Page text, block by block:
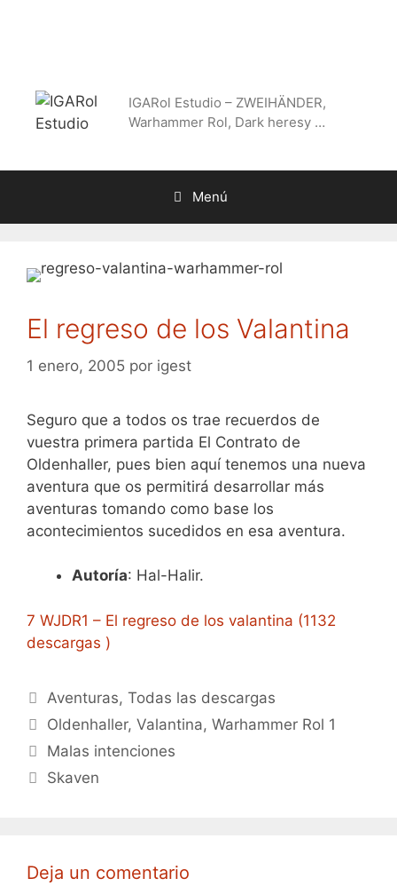
IGARol Estudio – ZWEIHÄNDER,
Warhammer Rol, Dark heresy …
Menú
El regreso de los Valantina
1 enero, 2005 por igest
Seguro que a todos os trae recuerdos de
vuestra primera partida El Contrato de
Oldenhaller, pues bien aquí tenemos una nueva
aventura que os permitirá desarrollar más
aventuras tomando como base los
acontecimientos sucedidos en esa aventura.
Autoría: Hal-Halir.
7 WJDR1 – El regreso de los valantina (1132
descargas )
Categorías
Aventuras,Todas las descargas
Etiquetas
Oldenhaller,Valantina,Warhammer Rol 1
Malas intenciones
Skaven
Deja un comentario